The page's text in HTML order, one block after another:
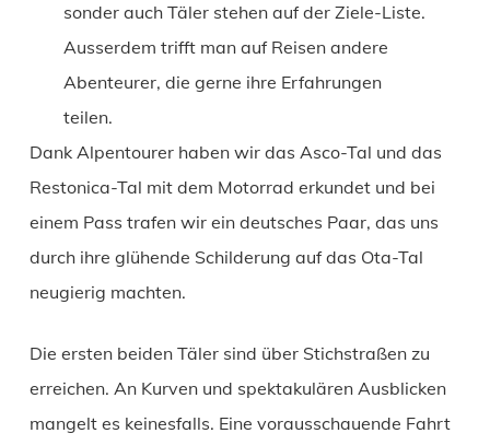
sonder auch Täler stehen auf der Ziele-Liste.
Ausserdem trifft man auf Reisen andere
Abenteurer, die gerne ihre Erfahrungen
teilen.
Dank Alpentourer haben wir das Asco-Tal und das
Restonica-Tal mit dem Motorrad erkundet und bei
einem Pass trafen wir ein deutsches Paar, das uns
durch ihre glühende Schilderung auf das Ota-Tal
neugierig machten.
Die ersten beiden Täler sind über Stichstraßen zu
erreichen. An Kurven und spektakulären Ausblicken
mangelt es keinesfalls. Eine vorausschauende Fahrt